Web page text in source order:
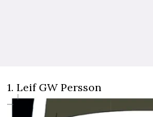
1. Leif GW Persson